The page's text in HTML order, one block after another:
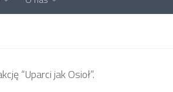
“Uparci jak Osioł”.